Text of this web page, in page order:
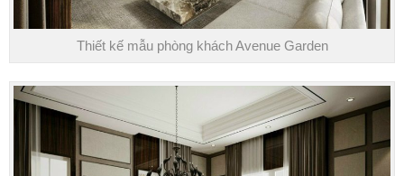
Thiết kế mẫu phòng khách Avenue Garden